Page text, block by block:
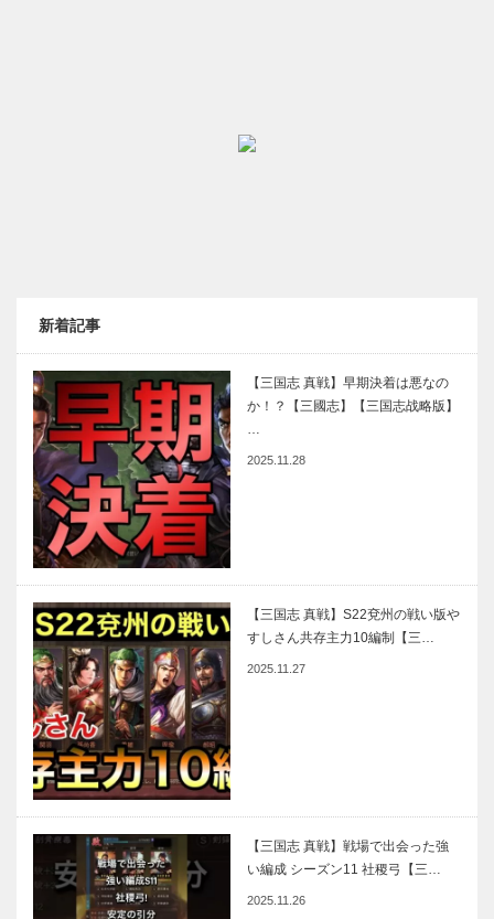
新着記事
【三国志 真戦】早期決着は悪なの
か！？【三國志】【三国志战略版】
…
2025.11.28
【三国志 真戦】S22兗州の戦い版や
すしさん共存主力10編制【三…
2025.11.27
【三国志 真戦】戦場で出会った強
い編成 シーズン11 社稷弓【三…
2025.11.26